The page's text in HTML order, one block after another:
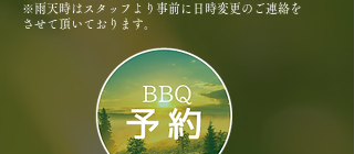
​※雨天時はスタッフより事前に日時変更のご連絡を
させて頂いております。